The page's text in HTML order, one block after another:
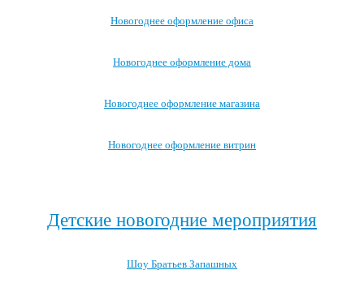
Новогоднее оформление офиса
Новогоднее оформление дома
Новогоднее оформление магазина
Новогоднее оформление витрин
Детские новогодние мероприятия
Шоу Братьев Запашных